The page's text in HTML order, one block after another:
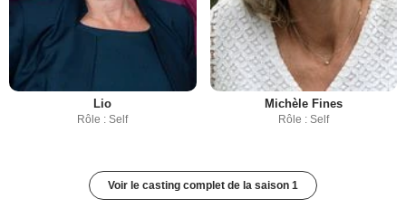
Lio
Rôle : Self
Michèle Fines
Rôle : Self
Voir le casting complet de la saison 1